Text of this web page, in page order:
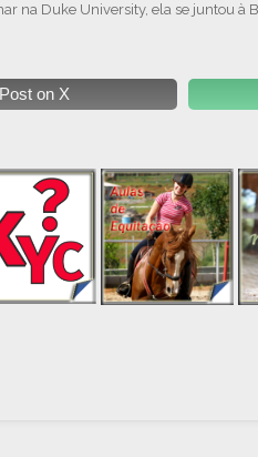
na Duke University, ela se juntou à
Post on X